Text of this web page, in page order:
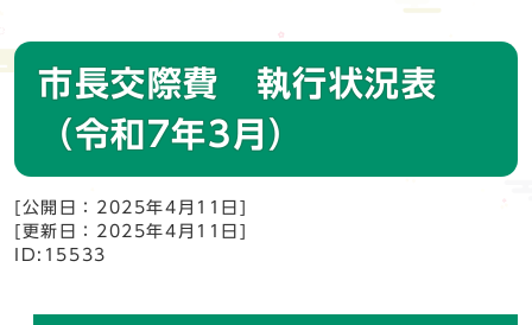
市長交際費 執行状況表
（令和7年3月）
[公開日：2025年4月11日]
[更新日：2025年4月11日]
ID:15533